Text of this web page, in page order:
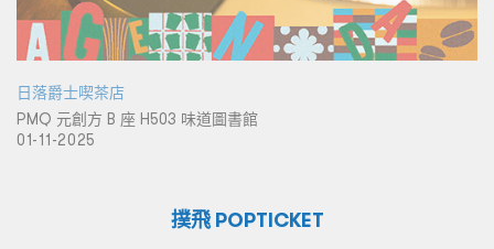
日落爵士喫茶店
PMQ 元創方 B 座 H503 味道圖書館
01-11-2025
撲飛 POPTICKET